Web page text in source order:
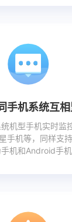
手机系统互
机型手机实时监
手机等，同样支
机和Android手机